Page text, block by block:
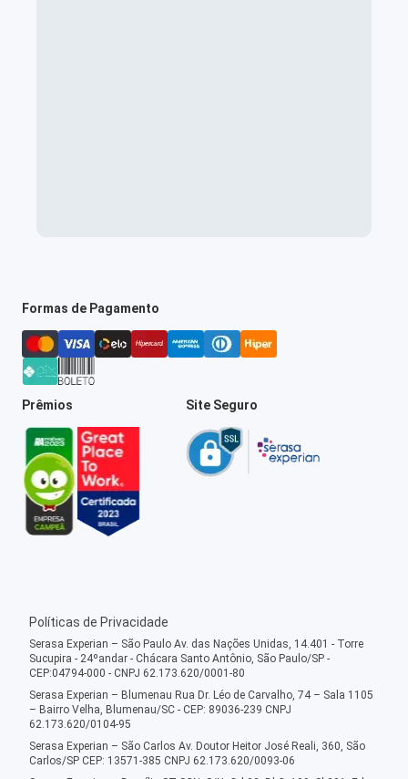
Formas de Pagamento
Prêmios Site Seguro
Políticas de Privacidade
Serasa Experian – São Paulo Av. das Nações Unidas, 14.401 - Torre
Sucupira - 24ºandar - Chácara Santo Antônio, São Paulo/SP -
CEP:04794-000 - CNPJ 62.173.620/0001-80
Serasa Experian – Blumenau Rua Dr. Léo de Carvalho, 74 – Sala 1105
– Bairro Velha, Blumenau/SC - CEP: 89036-239 CNPJ
62.173.620/0104-95
Serasa Experian – São Carlos Av. Doutor Heitor José Reali, 360, São
Carlos/SP CEP: 13571-385 CNPJ 62.173.620/0093-06